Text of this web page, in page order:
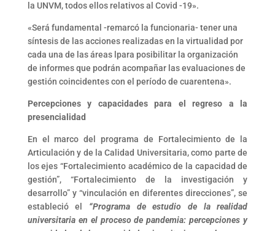
la UNVM, todos ellos relativos al Covid -19».
«Será fundamental -remarcó la funcionaria- tener una
síntesis de las acciones realizadas en la virtualidad por
cada una de las áreas lpara posibilitar la organización
de informes que podrán acompañar las evaluaciones de
gestión coincidentes con el período de cuarentena».
Percepciones y capacidades para el regreso a la
presencialidad
En el marco del programa de Fortalecimiento de la
Articulación y de la Calidad Universitaria, como parte de
los ejes “Fortalecimiento académico de la capacidad de
gestión”, “Fortalecimiento de la investigación y
desarrollo” y “vinculación en diferentes direcciones”, se
estableció el “Programa de estudio de la realidad
universitaria en el proceso de pandemia: percepciones y